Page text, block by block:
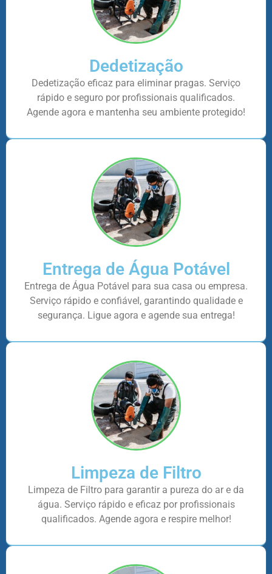
Dedetização
Dedetização eficaz para eliminar pragas. Serviço
rápido e seguro por profissionais qualificados.
Agende agora e mantenha seu ambiente protegido!
Entrega de Água Potável
Entrega de Água Potável para sua casa ou empresa.
Serviço rápido e confiável, garantindo qualidade e
segurança. Ligue agora e agende sua entrega!
Limpeza de Filtro
Limpeza de Filtro para garantir a pureza do ar e da
água. Serviço rápido e eficaz por profissionais
qualificados. Agende agora e respire melhor!